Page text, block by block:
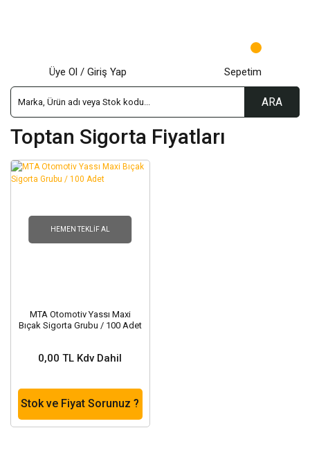
ARA
Üye Ol / Giriş Yap Sepetim
Toptan Sigorta Fiyatları
HEMEN TEKLIF AL
MTA Otomotiv Yassı Maxi
Bıçak Sigorta Grubu / 100 Adet
0,00 TL Kdv Dahil
Stok ve Fiyat Sorunuz ?